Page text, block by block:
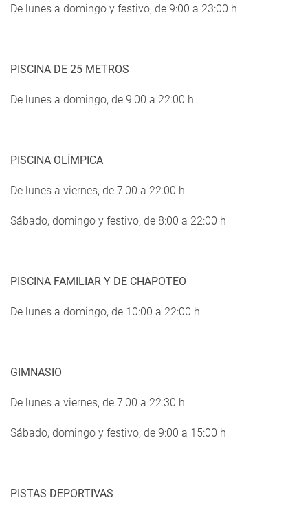
De lunes a domingo y festivo, de 9:00 a 23:00 h
PISCINA DE 25 METROS
De lunes a domingo, de 9:00 a 22:00 h
PISCINA OLÍMPICA
De lunes a viernes, de 7:00 a 22:00 h
Sábado, domingo y festivo, de 8:00 a 22:00 h
PISCINA FAMILIAR Y DE CHAPOTEO
De lunes a domingo, de 10:00 a 22:00 h
GIMNASIO
De lunes a viernes, de 7:00 a 22:30 h
Sábado, domingo y festivo, de 9:00 a 15:00 h
PISTAS DEPORTIVAS